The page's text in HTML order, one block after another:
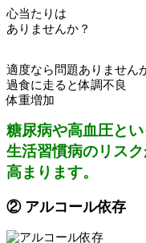
心当たりは
ありませんか？
適度なら問題ありません
過食に走ると体調不良
体重増加
糖尿病や高血圧と
生活習慣病のリス
高まります。
② アルコール依存